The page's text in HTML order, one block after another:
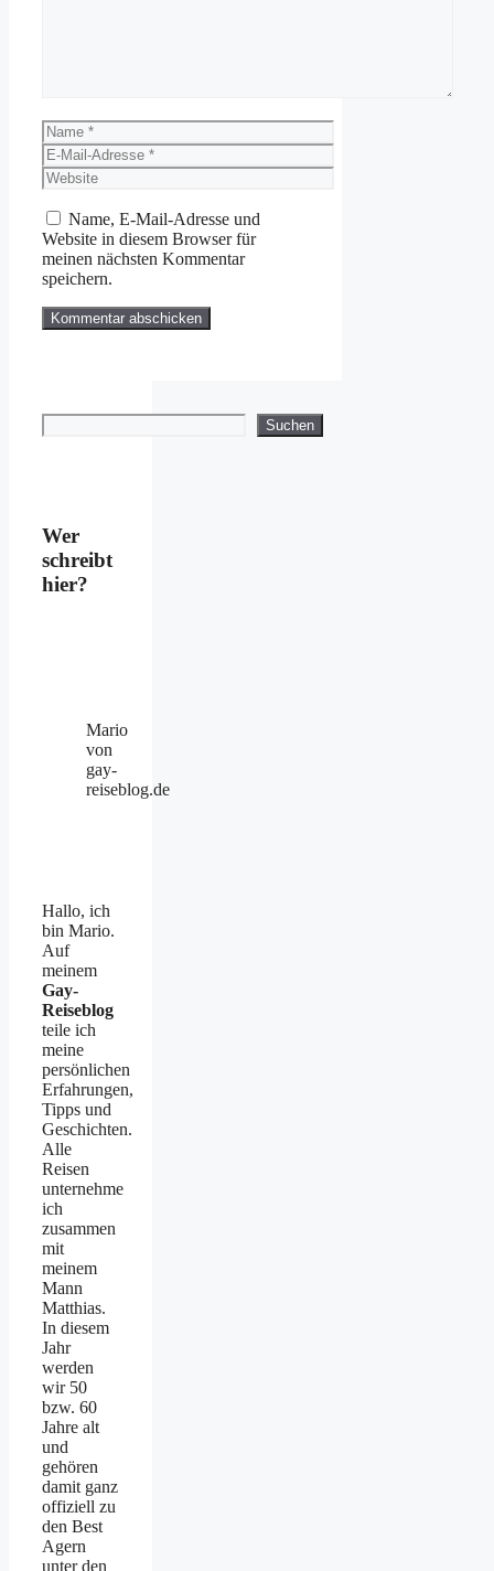
Name
E-
Mail-
Adresse
Website
Name, E-Mail-Adresse und
Website in diesem Browser für
meinen nächsten Kommentar
speichern.
Suchen Suchen
Wer
schreibt
hier?
Mario
von
gay-
reiseblog.de
Hallo, ich
bin Mario.
Auf
meinem
Gay-
Reiseblog
teile ich
meine
persönlichen
Erfahrungen,
Tipps und
Geschichten.
Alle
Reisen
unternehme
ich
zusammen
mit
meinem
Mann
Matthias.
In diesem
Jahr
werden
wir 50
bzw. 60
Jahre alt
und
gehören
damit ganz
offiziell zu
den Best
Agern
unter den